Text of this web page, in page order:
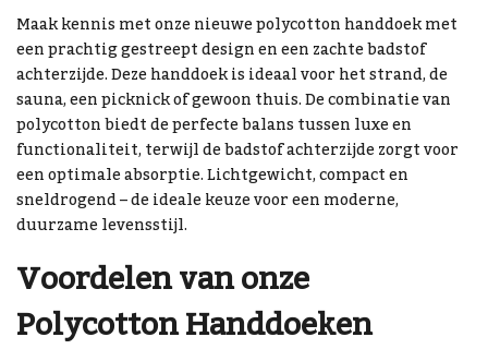
Maak kennis met onze nieuwe polycotton handdoek met
een prachtig gestreept design en een zachte badstof
achterzijde. Deze handdoek is ideaal voor het strand, de
sauna, een picknick of gewoon thuis. De combinatie van
polycotton biedt de perfecte balans tussen luxe en
functionaliteit, terwijl de badstof achterzijde zorgt voor
een optimale absorptie. Lichtgewicht, compact en
sneldrogend – de ideale keuze voor een moderne,
duurzame levensstijl.
Voordelen van onze
Polycotton Handdoeken